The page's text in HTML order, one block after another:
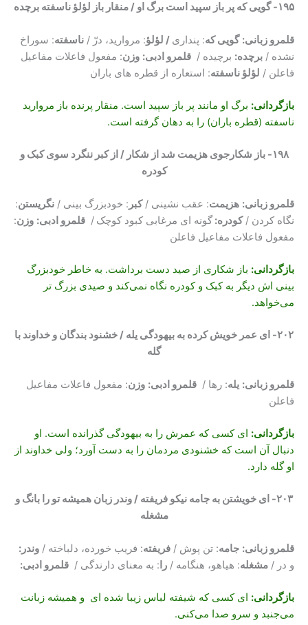
۱۹۵- گویی که پر باز سپید است برگ او / منقار باز لؤلؤ ناسفته برچده
قلمرو زبانی: گویی که: پنداری / لؤلؤ: مروارید، درّ / ناسفته: سوراخ
نشده / برچده: برچیده / قلمرو ادبی: وزن: مفعول فاعلات مفاعیل
فاعلن / لؤلؤ ناسفته: استعاره از قطره های باران
بازگردانی: برگ او مانند پر باز سپید است. منقار پرنده باز مروارید
ناسفته (قطره باران) را به دهان گرفته است.
۱۹۸- باز شکارجوی هزیمت شد از شکار / از کبر ننگرد سوی کبک و
کودره
قلمرو زبانی: هزیمت: عقب نشینی /کبر : خودبزرگ بینی / نگریستن:
نگاه کردن /کودره: گونه ای مرغابی کبود کوچک / قلمرو ادبی: وزن:
مفعول فاعلات مفاعیل فاعلن
بازگردانی: باز شکاری از صید دست برداشت. به خاطر خودبزرگ
بینی اش دیگر به کبک و کودره نگاه نمی‌کند و صیدی بزرگ تر
می‌خواهد.
۲۰۲- ای عمر خویش کرده به بیهودگی یله / خشنود بندگان و خداوند با
گله
قلمرو زبانی: یله: رها / قلمرو ادبی: وزن: مفعول فاعلات مفاعیل
فاعلن
بازگردانی: ای کسی که عمرش را به بیهودگی گذرانده است. او
دنبال آن است که خشنودی مردمان را به دست آورد؛ ولی خداوند از
او گله دارد.
۲۰۳- ای خویشتن به جامه نیکو فریفته / وندر زبان همیشه تو را بانگ و
مشغله
قلمرو زبانی: جامه: تن پوش / فریفته: فریب خورده، دلباخته / وندر:
و در / مشغله: هیاهو، هنگامه / را : به معنای دارندگی / قلمرو ادبی:
بازگردانی: ای کسی که شیفته لباس زیبا شده ای و همیشه زبانت
می‌جنبد و سرو صدا می‌کنی.